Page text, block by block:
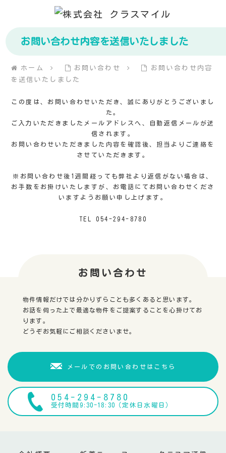
お問い合わせ内容を送信いたしました
ホーム お問い合わせ
お問い合わせ内容
を送信いたしました
この度は、お問い合わせいただき、誠にありがとうございまし
た。
ご入力いただきましたメールアドレスへ、自動返信メールが送
信されます。
お問い合わせいただきました内容を確認後、担当よりご連絡を
させていただきます。
※お問い合わせ後1週間経っても弊社より返信がない場合は、
お手数をお掛けいたしますが、お電話にてお問い合わせくださ
いますようお願い申し上げます。
TEL 054-294-8780
お問い合わせ
物件情報だけでは分かりずらことも多くあると思います。
お話を伺った上で最適な物件をご提案することを心掛けてお
ります。
どうぞお気軽にご相談くださいませ。
メールでのお問い合わせはこちら
054-294-8780
受付時間9:30-18:30（定休日水曜日）